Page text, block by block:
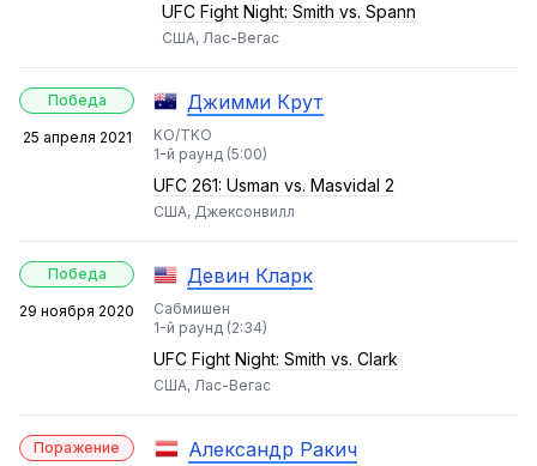
UFC Fight Night: Smith vs. Spann
США, Лас-Вегас
Победа
25 апреля 2021
Джимми Крут
KO/TKO
1-й раунд (5:00)
UFC 261: Usman vs. Masvidal 2
США, Джексонвилл
Победа
29 ноября 2020
Девин Кларк
Сабмишен
1-й раунд (2:34)
UFC Fight Night: Smith vs. Clark
США, Лас-Вегас
Поражение Александр Ракич